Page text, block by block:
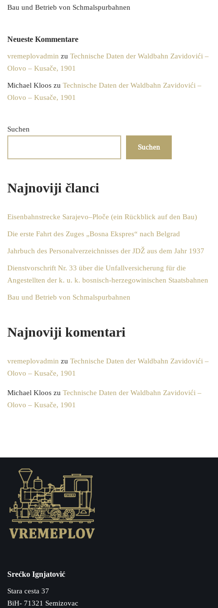
Bau und Betrieb von Schmalspurbahnen
Neueste Kommentare
vremeplovadmin zu Technische Daten der Waldbahn Zavidovići –
Olovo – Kusače, 1901
Michael Kloos zu Technische Daten der Waldbahn Zavidovići –
Olovo – Kusače, 1901
Suchen
Suchen
Najnoviji članci
Eisenbahnstrecke Sarajevo–Ploče (ein Rückblick auf den Bau)
Die erste Fahrt des Zuges „Bosna Ekspres“ nach Belgrad
Jahrbuch des Personalverzeichnisses der JDŽ aus dem Jahr 1937
Dienstvorschrift Nr. 33 über die Unfallversicherung für die
Angestellten der k. u. k. bosnisch-herzegowinischen Staatsbahnen
Bau und Betrieb von Schmalspurbahnen
Najnoviji komentari
vremeplovadmin zu Technische Daten der Waldbahn Zavidovići –
Olovo – Kusače, 1901
Michael Kloos zu Technische Daten der Waldbahn Zavidovići –
Olovo – Kusače, 1901
Srećko Ignjatović
Stara cesta 37
BiH- 71321 Semizovac